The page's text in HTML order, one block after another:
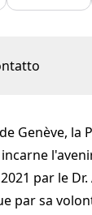
Genève, la
par le
par sa